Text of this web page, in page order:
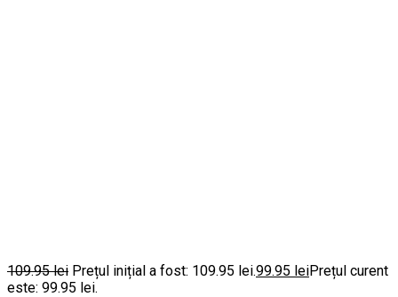
109.95lei Prețul inițial a fost: 109.95 lei.99.95 leiPrețul curent
este: 99.95 lei.